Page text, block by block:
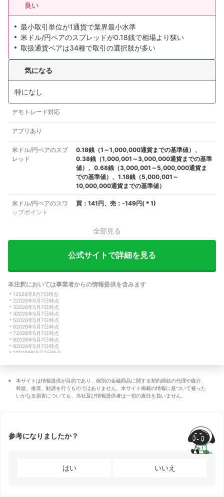
良い
最小取引単位が1通貨で業界最小水準
米ドル/円ペアのスプレッドが0.18銭で相場より狭い
取扱通貨ペアは34種で取引の選択肢が多い
気になる
特になし
デモトレード対応
アプリあり
米ドル/円ペアのスプ
レッド
0.18銭（1～1,000,000通貨までの基準値）、
0.38銭（1,000,001～3,000,000通貨までの基準
値）、0.68銭（3,000,001～5,000,000通貨ま
での基準値）、1.18銭（5,000,001～
10,000,000通貨までの基準値）
米ドル/円ペアのスワ
ップポイント
買：141円、売：-149円(＊ 1)
全部見る
公式サイトで詳細を見る
本注釈においては事業者からの情報提供を含みます
＊ 1 2026年5月7日時点
＊ 22026年5月7日時点
＊ 32026年5月7日時点
＊ 42026年5月7日時点
＊ 52026年5月7日時点
＊ 62026年5月7日時点
＊ 72026年5月7日時点
＊ 82026年5月7日時点
＊ 92026年5月7日時点
＊ 102026年5月7日時点
＊122026年5月7日時点
本サイトは情報提供が目的であり、個別の金融商品に関する契約締結の代理や媒介、
斡旋、推奨、勧誘を行うものではありません。本サイト掲載の情報に基づいて被った
いかなる損害についても、当社及び情報提供者は一切の責任を負いません。
参考になりましたか？
はい いいえ